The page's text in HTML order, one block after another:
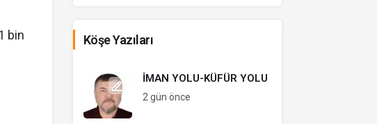
bin
Köşe Yazıları
İMAN YOLU-KÜFÜR YOLU
2 gün önce